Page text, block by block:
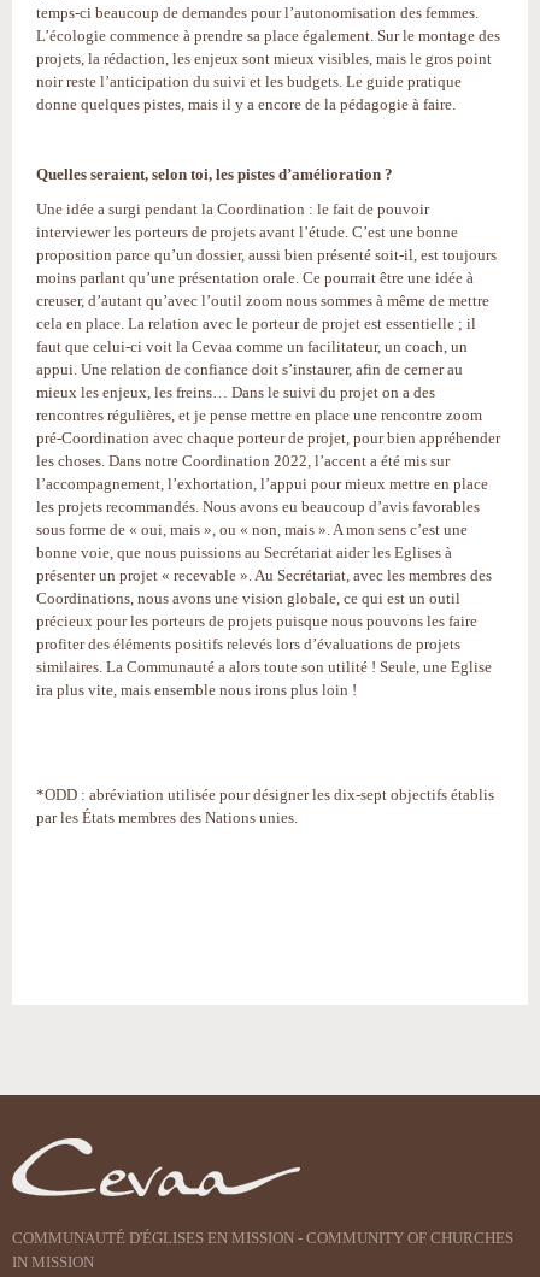
temps-ci beaucoup de demandes pour l’autonomisation des femmes.
L’écologie commence à prendre sa place également. Sur le montage des
projets, la rédaction, les enjeux sont mieux visibles, mais le gros point
noir reste l’anticipation du suivi et les budgets. Le guide pratique
donne quelques pistes, mais il y a encore de la pédagogie à faire.
Quelles seraient, selon toi, les pistes d’amélioration ?
Une idée a surgi pendant la Coordination : le fait de pouvoir
interviewer les porteurs de projets avant l’étude. C’est une bonne
proposition parce qu’un dossier, aussi bien présenté soit-il, est toujours
moins parlant qu’une présentation orale. Ce pourrait être une idée à
creuser, d’autant qu’avec l’outil zoom nous sommes à même de mettre
cela en place. La relation avec le porteur de projet est essentielle ; il
faut que celui-ci voit la Cevaa comme un facilitateur, un coach, un
appui. Une relation de confiance doit s’instaurer, afin de cerner au
mieux les enjeux, les freins… Dans le suivi du projet on a des
rencontres régulières, et je pense mettre en place une rencontre zoom
pré-Coordination avec chaque porteur de projet, pour bien appréhender
les choses. Dans notre Coordination 2022, l’accent a été mis sur
l’accompagnement, l’exhortation, l’appui pour mieux mettre en place
les projets recommandés. Nous avons eu beaucoup d’avis favorables
sous forme de « oui, mais », ou « non, mais ». A mon sens c’est une
bonne voie, que nous puissions au Secrétariat aider les Eglises à
présenter un projet « recevable ». Au Secrétariat, avec les membres des
Coordinations, nous avons une vision globale, ce qui est un outil
précieux pour les porteurs de projets puisque nous pouvons les faire
profiter des éléments positifs relevés lors d’évaluations de projets
similaires. La Communauté a alors toute son utilité ! Seule, une Eglise
ira plus vite, mais ensemble nous irons plus loin !
*ODD : abréviation utilisée pour désigner les dix-sept objectifs établis
par les États membres des Nations unies.
document
COMMUNAUTÉ D'ÉGLISES EN MISSION - COMMUNITY OF CHURCHES
IN MISSION